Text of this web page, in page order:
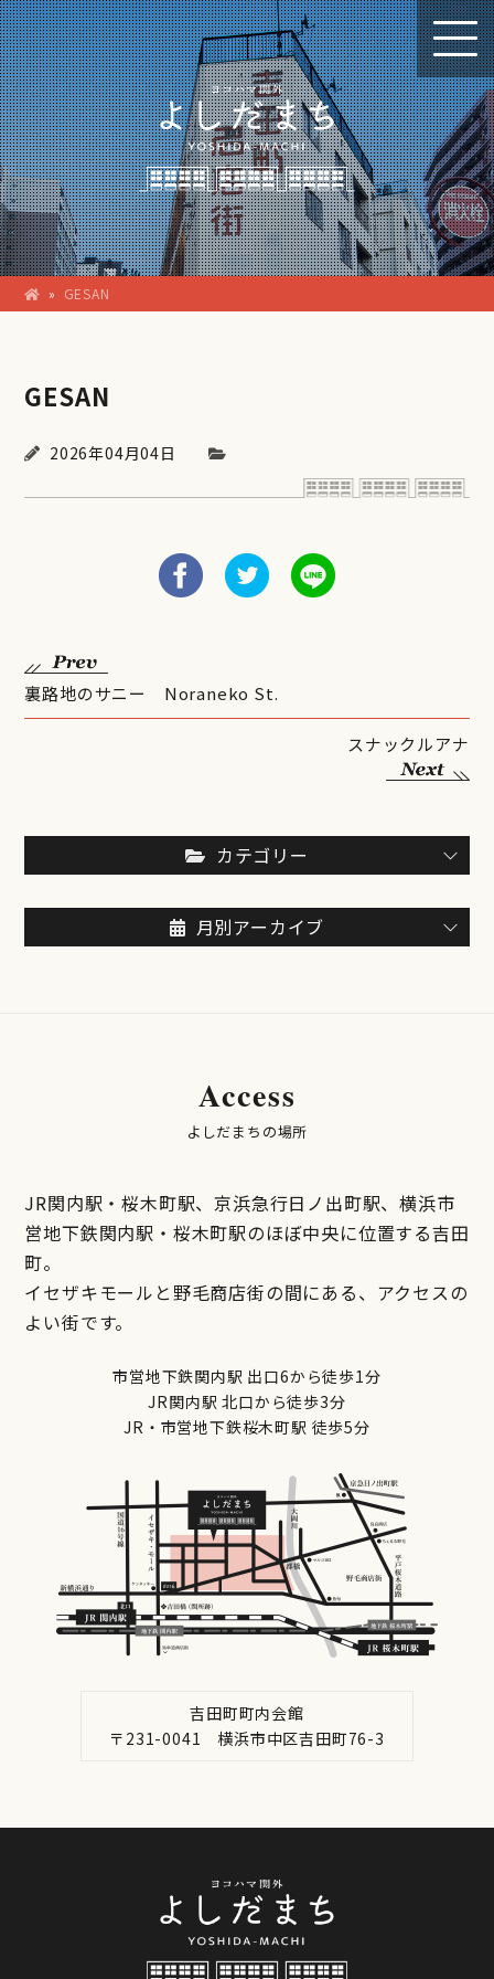
» GESAN
GESAN
2026年04月04日
裏路地のサニー Noraneko St.
スナックルアナ
カテゴリー
月別アーカイブ
Access
よしだまちの場所
JR関内駅・桜木町駅、京浜急行日ノ出町駅、横浜市
営地下鉄関内駅・桜木町駅のほぼ中央に位置する吉田
町。
イセザキモールと野毛商店街の間にある、アクセスの
よい街です。
市営地下鉄関内駅 出口6から徒歩1分
JR関内駅 北口から徒歩3分
JR・市営地下鉄桜木町駅 徒歩5分
吉田町町内会館
〒231-0041 横浜市中区吉田町76-3